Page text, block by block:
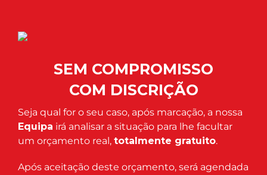
SEM COMPROMISSO
COM DISCRIÇÃO
Seja qual for o seu caso, após marcação, a nossa
Equipa irá analisar a situação para lhe facultar
um orçamento real, totalmente gratuito.
Após aceitação deste orçamento, será agendada